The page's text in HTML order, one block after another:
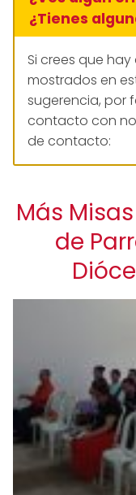
¿Tienes
Si crees que
mostrados en
sugerencia, por
contacto con
de contacto:
Más
de